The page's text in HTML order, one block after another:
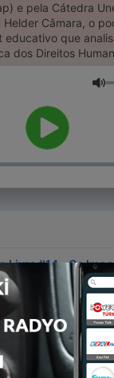
e pela Cátedra
Helder Câmara, o
educativo que
dos Direitos
Livre #14 - Os
19 na Saúde
Livre #13 - Os
Tereza Lyra